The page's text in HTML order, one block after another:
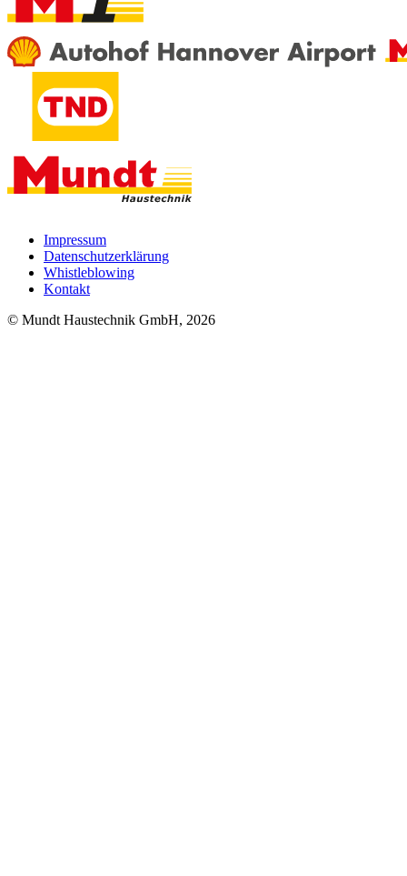
Impressum
Datenschutzerklärung
Whistleblowing
Kontakt
© Mundt Haustechnik GmbH, 2026